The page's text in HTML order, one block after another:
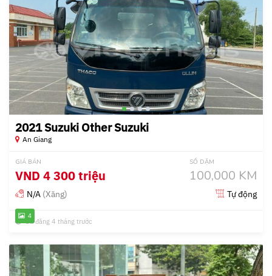
4
2021 Suzuki Other Suzuki
An Giang
GIÁ BÁN
VND 4 300 triệu
SỐ DẶM
100,000 KM
N/A (Xăng) Tự động
Đã đăng 4 tháng trước